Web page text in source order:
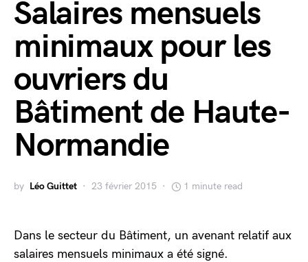
Salaires mensuels
minimaux pour les
ouvriers du
Bâtiment de Haute-
Normandie
by Léo Guittet 23 février 2015 1 minute read
Dans le secteur du Bâtiment, un avenant relatif aux
salaires mensuels minimaux a été signé.